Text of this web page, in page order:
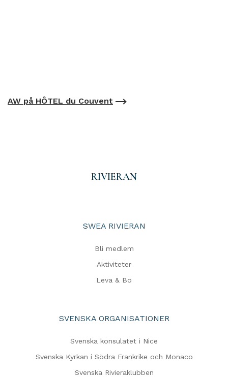
AW på HÔTEL du Couvent
RIVIERAN
SWEA RIVIERAN
Bli medlem
Aktiviteter
Leva & Bo
SVENSKA ORGANISATIONER
Svenska konsulatet i Nice
Svenska Kyrkan i Södra Frankrike och Monaco
Svenska Rivieraklubben